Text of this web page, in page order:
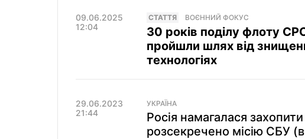
09.06.2025
12:04
СТАТТЯ ВОЄННИЙ ФОКУС
30 років поділу флоту
пройшли шлях від
технологіях
29.06.2023
21:44
УКРАЇНА
Росія намагалася
розсекречено місію СБУ